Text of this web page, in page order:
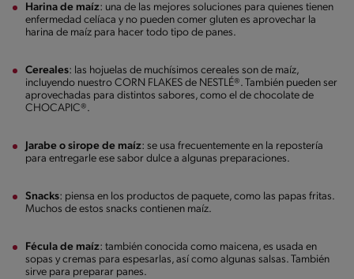
Harina de maíz: una de las mejores soluciones para quienes tienen
enfermedad celíaca y no pueden comer gluten es aprovechar la
harina de maíz para hacer todo tipo de panes.
Cereales: las hojuelas de muchísimos cereales son de maíz,
incluyendo nuestro CORN FLAKES de NESTLÉ®. También pueden ser
aprovechadas para distintos sabores, como el de chocolate de
CHOCAPIC®.
Jarabe o sirope de maíz: se usa frecuentemente en la repostería
para entregarle ese sabor dulce a algunas preparaciones.
Snacks: piensa en los productos de paquete, como las papas fritas.
Muchos de estos snacks contienen maíz.
Fécula de maíz: también conocida como maicena, es usada en
sopas y cremas para espesarlas, así como algunas salsas. También
sirve para preparar panes.